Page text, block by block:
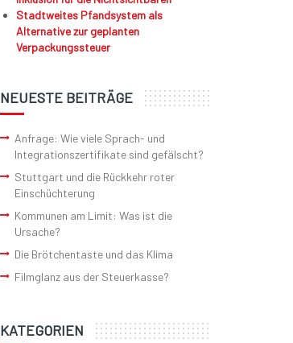
Stadtweites Pfandsystem als
Alternative zur geplanten
Verpackungssteuer
NEUESTE BEITRÄGE
Anfrage: Wie viele Sprach- und
Integrationszertifikate sind gefälscht?
Stuttgart und die Rückkehr roter
Einschüchterung
Kommunen am Limit: Was ist die
Ursache?
Die Brötchentaste und das Klima
Filmglanz aus der Steuerkasse?
KATEGORIEN